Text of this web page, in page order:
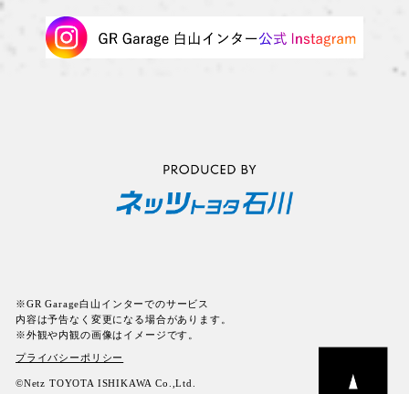
※GR Garage白山インターでのサービス
内容は予告なく変更になる場合があります。
※外観や内観の画像はイメージです。
プライバシーポリシー
©Netz TOYOTA ISHIKAWA Co.,Ltd.